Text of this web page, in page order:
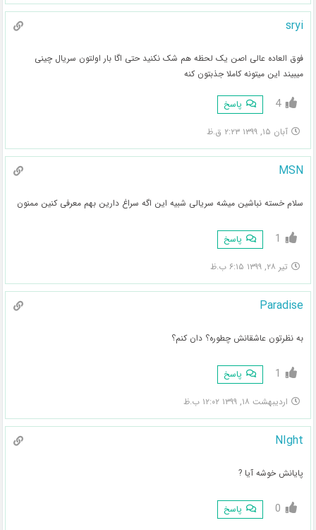
sryi
فوق العاده عالی اصن یک لحظه هم شک نکنید حتی اگا بار اولتون سریال چینی
میبیند این میتونه کاملا جذبتون کنه
4 پاسخ
آبان ۱۵, ۱۳۹۹ ۲:۲۳ ق.ظ
MSN
سلام خسته نباشین میشه سریالی شبیه این اگه سراغ دارین بهم معرفی کنین ممنون
1 پاسخ
تیر ۲۸, ۱۳۹۹ ۶:۱۵ ب.ظ
Paradise
به نظرتون عاشقانش چطوره؟ دان کنم؟
1 پاسخ
اردیبهشت ۱۸, ۱۳۹۹ ۱۲:۰۲ ب.ظ
NIght
پایانش خوشه آیا ?
0 پاسخ